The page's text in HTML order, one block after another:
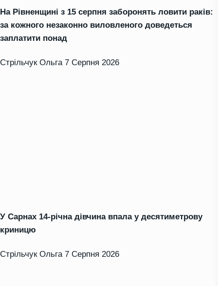
На Рівненщині з 15 серпня заборонять ловити раків:
за кожного незаконно виловленого доведеться
заплатити понад
Стрільчук Ольга 7 Серпня 2026
У Сарнах 14-річна дівчина впала у десятиметрову
криницю
Стрільчук Ольга 7 Серпня 2026